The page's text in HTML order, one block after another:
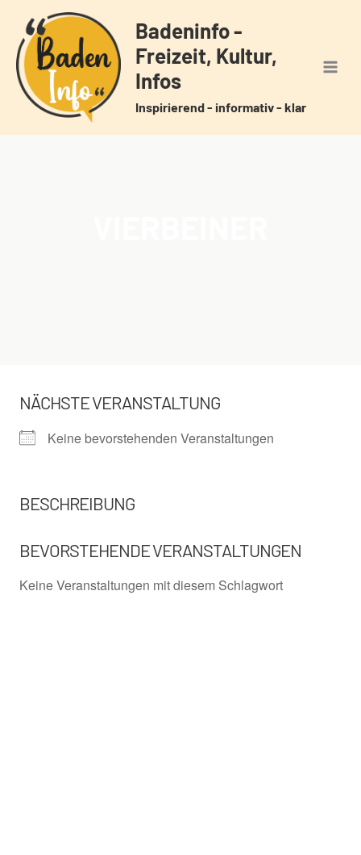
Inhalt
springen
Badeninfo -
Freizeit, Kultur,
Infos
Inspirierend - informativ - klar
NÄCHSTE VERANSTALTUNG
Keine bevorstehenden Veranstaltungen
BESCHREIBUNG
BEVORSTEHENDE VERANSTALTUNGEN
Keine Veranstaltungen mit diesem Schlagwort